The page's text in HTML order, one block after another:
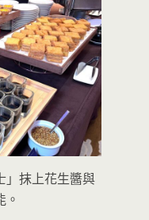
」抹上花生醬與